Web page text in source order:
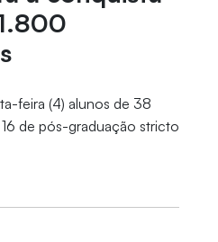
feira (4) alunos de 38
de pós-graduação stricto